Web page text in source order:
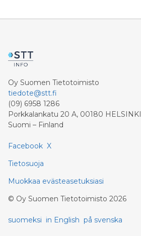
Oy Suomen Tietotoimisto
tiedote@stt.fi
(09) 6958 1286
Porkkalankatu 20 A, 00180 HELSINKI
Suomi – Finland
Facebook X
Tietosuoja
Muokkaa evästeasetuksiasi
© Oy Suomen Tietotoimisto 2026
suomeksi in English på svenska